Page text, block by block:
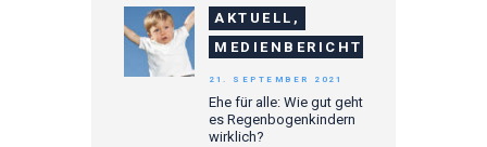
AKTUELL,
MEDIENBERICHTE
Ehe für alle: Wie gut geht
es Regenbogenkindern
wirklich?
21. SEPTEMBER 2021